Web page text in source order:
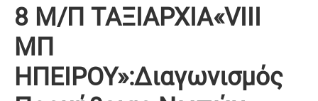
8 Μ/Π ΤΑΞΙΑΡΧΙΑ«VIII
ΜΠ
ΗΠΕΙΡΟΥ»:Διαγωνισμός